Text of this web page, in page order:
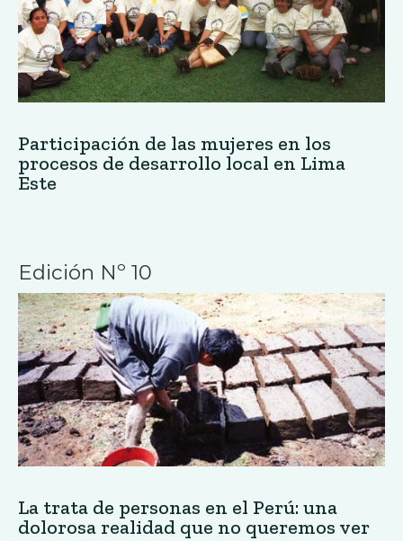
Participación de las mujeres en los
procesos de desarrollo local en Lima
Este
Edición Nº 10
La trata de personas en el Perú: una
dolorosa realidad que no queremos ver